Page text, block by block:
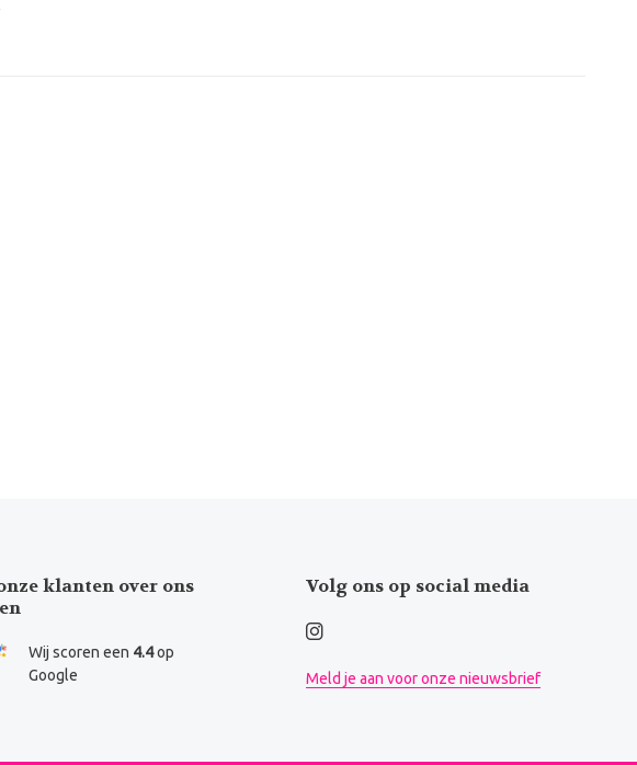
klanten over ons
Wij scoren een 4.4op
Google
Volg ons op social media
Meld je aan voor onze nieuwsbrief